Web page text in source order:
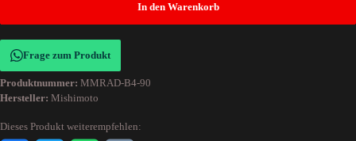
In den Warenkorb
Frage zum Produkt
Produktnummer: MMRAD-B4-90
Hersteller: Mishimoto
Dieses Produkt weiterempfehlen: